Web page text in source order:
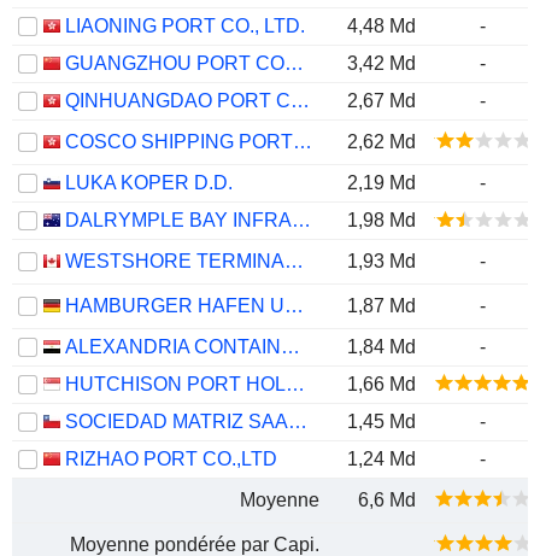
LIAONING PORT CO., LTD.
4,48 Md
-
GUANGZHOU PORT COMPANY LIMITED
3,42 Md
-
QINHUANGDAO PORT CO., LTD.
2,67 Md
-
COSCO SHIPPING PORTS LIMITED
2,62 Md
LUKA KOPER D.D.
2,19 Md
-
DALRYMPLE BAY INFRASTRUCTURE LIMITED
1,98 Md
WESTSHORE TERMINALS INVESTMENT CORPORATION
1,93 Md -
HAMBURGER HAFEN UND LOGISTIK AG 1,87 Md
-
ALEXANDRIA CONTAINER&CARGO HANDLING COMPANY
1,84 Md
-
HUTCHISON PORT HOLDINGS TRUST
1,66 Md
SOCIEDAD MATRIZ SAAM S.A.
1,45 Md
-
RIZHAO PORT CO.,LTD
1,24 Md
-
Moyenne
6,6 Md
Moyenne pondérée par Capi.